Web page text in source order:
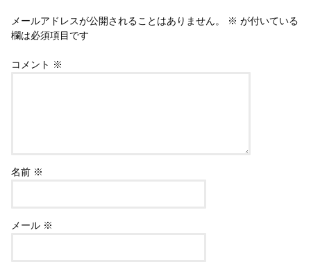
メールアドレスが公開されることはありません。 ※ が付いている
欄は必須項目です
コメント ※
名前 ※
メール ※